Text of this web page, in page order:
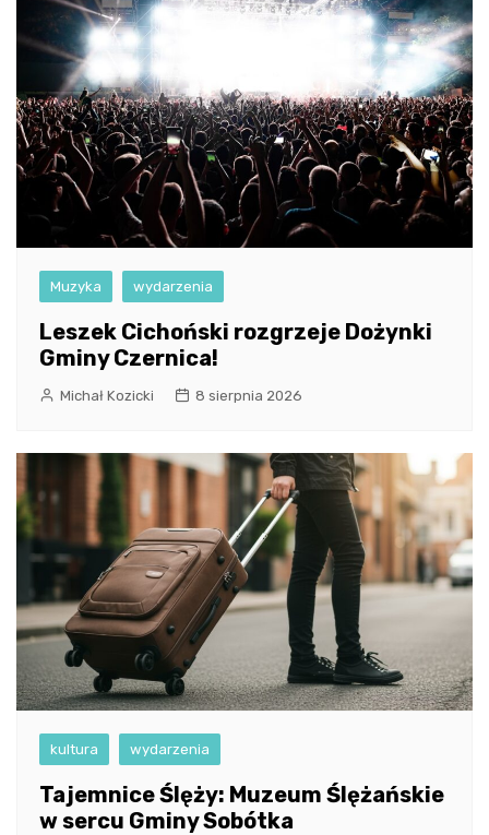
Muzyka wydarzenia
Leszek Cichoński rozgrzeje Dożynki
Gminy Czernica!
Michał Kozicki 8 sierpnia 2026
kultura wydarzenia
Tajemnice Ślęży: Muzeum Ślężańskie
w sercu Gminy Sobótka